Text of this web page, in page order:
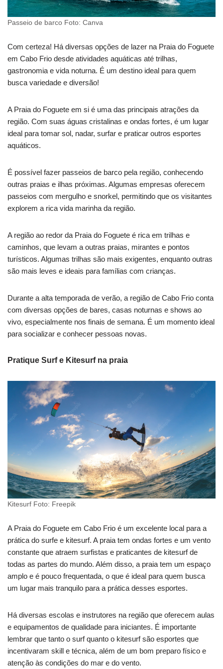
Passeio de barco Foto: Canva
Com certeza! Há diversas opções de lazer na Praia do Foguete
em Cabo Frio desde atividades aquáticas até trilhas,
gastronomia e vida noturna. É um destino ideal para quem
busca variedade e diversão!
A Praia do Foguete em si é uma das principais atrações da
região. Com suas águas cristalinas e ondas fortes, é um lugar
ideal para tomar sol, nadar, surfar e praticar outros esportes
aquáticos.
É possível fazer passeios de barco pela região, conhecendo
outras praias e ilhas próximas. Algumas empresas oferecem
passeios com mergulho e snorkel, permitindo que os visitantes
explorem a rica vida marinha da região.
A região ao redor da Praia do Foguete é rica em trilhas e
caminhos, que levam a outras praias, mirantes e pontos
turísticos. Algumas trilhas são mais exigentes, enquanto outras
são mais leves e ideais para famílias com crianças.
Durante a alta temporada de verão, a região de Cabo Frio conta
com diversas opções de bares, casas noturnas e shows ao
vivo, especialmente nos finais de semana. É um momento ideal
para socializar e conhecer pessoas novas.
Pratique Surf e Kitesurf na praia
Kitesurf Foto: Freepik
A Praia do Foguete em Cabo Frio é um excelente local para a
prática do surfe e kitesurf. A praia tem ondas fortes e um vento
constante que atraem surfistas e praticantes de kitesurf de
todas as partes do mundo. Além disso, a praia tem um espaço
amplo e é pouco frequentada, o que é ideal para quem busca
um lugar mais tranquilo para a prática desses esportes.
Há diversas escolas e instrutores na região que oferecem aulas
e equipamentos de qualidade para iniciantes. É importante
lembrar que tanto o surf quanto o kitesurf são esportes que
incentivaram skill e técnica, além de um bom preparo físico e
atenção às condições do mar e do vento.